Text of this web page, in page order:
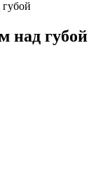
над губой